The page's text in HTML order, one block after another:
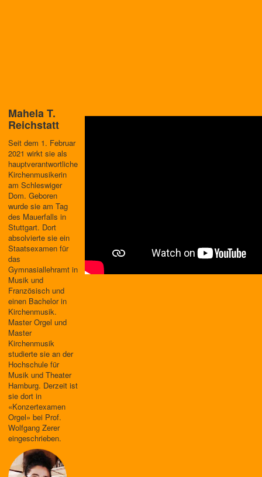
Mahela T.
Reichstatt
Seit dem 1. Februar
2021 wirkt sie als
hauptverantwortliche
Kirchenmusikerin
am Schleswiger
Dom. Geboren
wurde sie am Tag
des Mauerfalls in
Stuttgart. Dort
absolvierte sie ein
Staatsexamen für
das
Gymnasiallehramt in
Musik und
Französisch und
einen Bachelor in
Kirchenmusik.
Master Orgel und
Master
Kirchenmusik
studierte sie an der
Hochschule für
Musik und Theater
Hamburg. Derzeit ist
sie dort in
«Konzertexamen
Orgel» bei Prof.
Wolfgang Zerer
eingeschrieben.